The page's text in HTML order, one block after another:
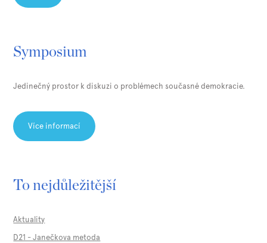
Symposium
Jedinečný prostor k diskuzi o problémech současné demokracie.
Více informací
To nejdůležitější
Aktuality
D21 - Janečkova metoda